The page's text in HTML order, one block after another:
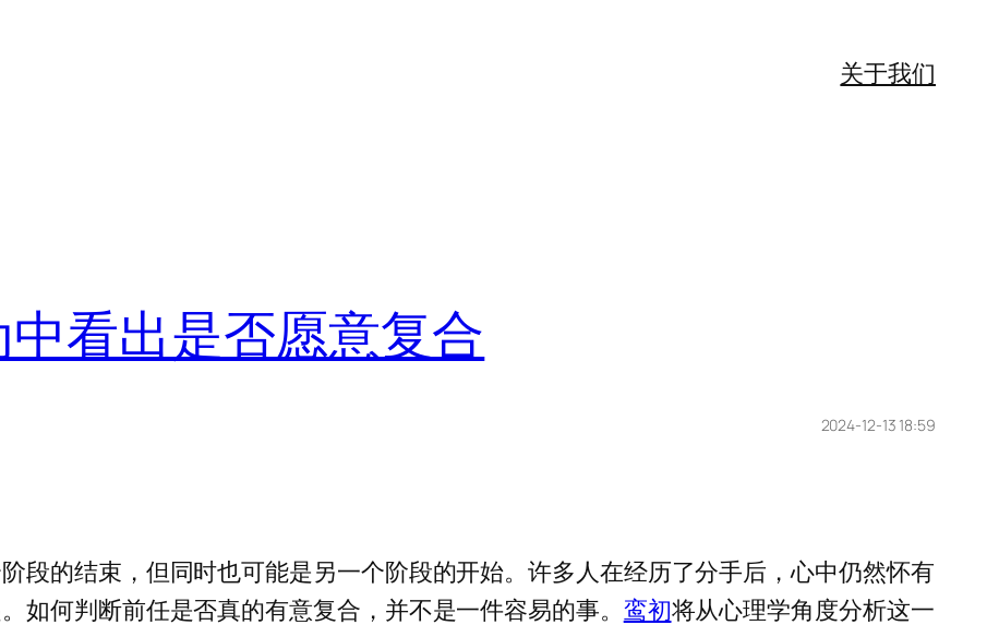
关于我们
看出是否愿意复合
2024-12-13 18:59
段的结束，但同时也可能是另一个阶段的开始。许多人在经历了分手后，心中仍然怀有
如何判断前任是否真的有意复合，并不是一件容易的事。 鸾初将从心理学角度分析这一